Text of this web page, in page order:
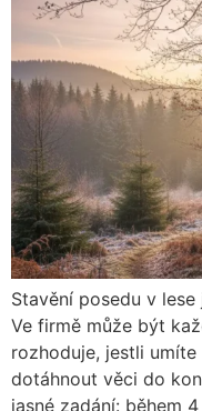
Stavění posedu v
Ve firmě může být
rozhoduje, jestli
dotáhnout věci do
jasné zadání: během